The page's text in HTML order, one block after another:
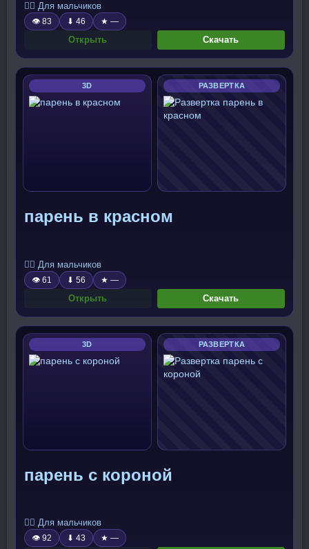
🧍‍♂️ Для мальчиков
👁 83 ⬇ 46 ★ —
Открыть Скачать
3D РАЗВЕРТКА
парень в красном
🧍‍♂️ Для мальчиков
👁 61 ⬇ 56 ★ —
Открыть Скачать
3D РАЗВЕРТКА
парень с короной
🧍‍♂️ Для мальчиков
👁 92 ⬇ 43 ★ —